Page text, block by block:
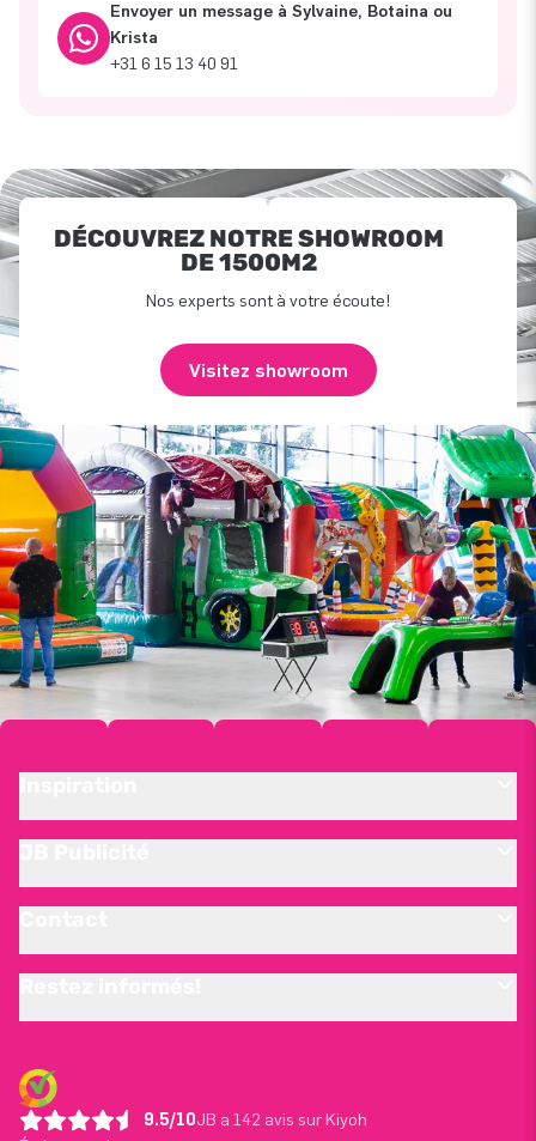
Envoyer un message à Sylvaine, Botaina ou
Krista
+31 6 15 13 40 91
DÉCOUVREZ NOTRE SHOWROOM
DE 1500M2
Nos experts sont à votre écoute!
Visitez showroom
9.5/10JB a 142 avis sur Kiyoh